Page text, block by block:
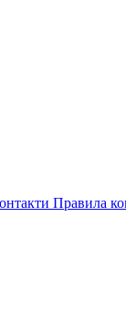
Правила